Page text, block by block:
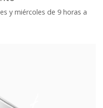
y miércoles de 9 horas a